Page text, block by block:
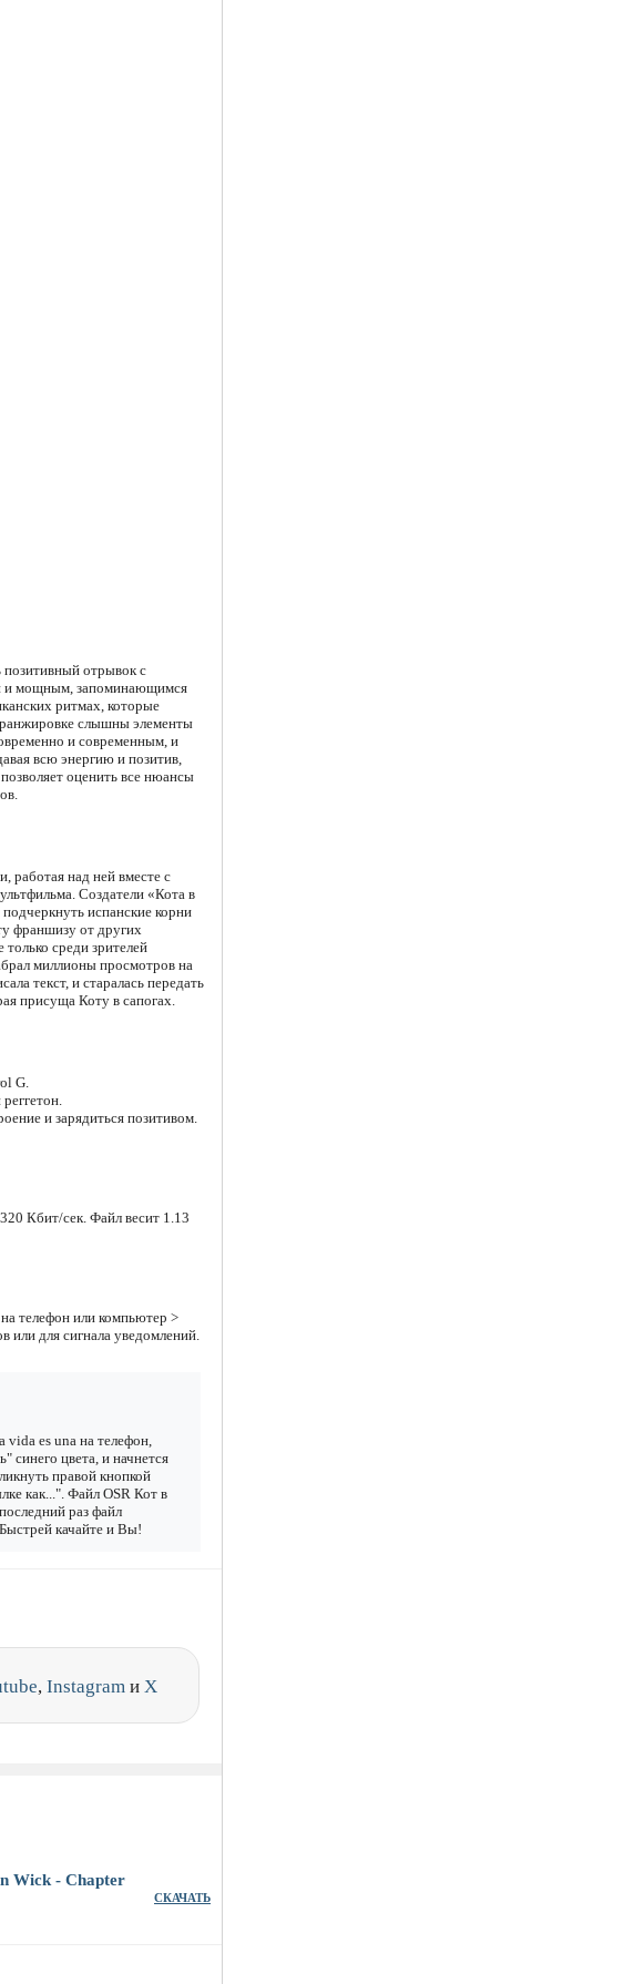
позитивный отрывок с
и мощным, запоминающимся
ритмах, которые
слышны элементы
и современным, и
всю энергию и позитив,
оценить все нюансы
работая над ней вместе с
Создатели «Кота в
испанские корни
франшизу от других
среди зрителей
миллионы просмотров на
текст, и старалась передать
присуща Коту в сапогах.
G.
и зарядиться позитивом.
Кбит/сек. Файл весит 1.13
телефон или компьютер >
или для сигнала уведомлений.
vida es una на телефон,
синего цвета, и начнется
правой кнопкой
как...". Файл OSR Кот в
раз файл
качайте и Вы!
, Instagram и X
Wick - Chapter
СКАЧАТЬ